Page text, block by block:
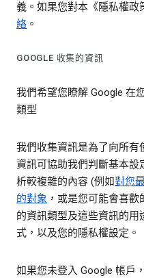
義。如果您對本《隱私權政
絡 。
GOOGLE 收集的資訊
我們希望您瞭解 Google 在
類型
我們收集資訊是為了向所
資訊可協助我們判斷基本
析較複雜的內容 (例如對您
的對象 ，或是您可能會喜
的資訊類型及這些資訊的用
式，以及您的隱私權設定。
如果您未登入 Google 帳戶